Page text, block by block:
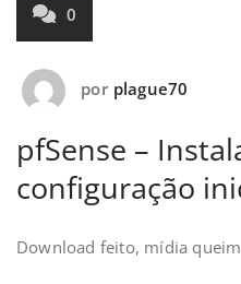
0
por plague70
pfSense –
configuração
Download feito, mídia